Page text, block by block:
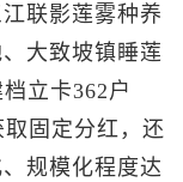
联影莲雾种养
大致坡镇睡莲
立卡362户
固定分红，还
规模化程度达